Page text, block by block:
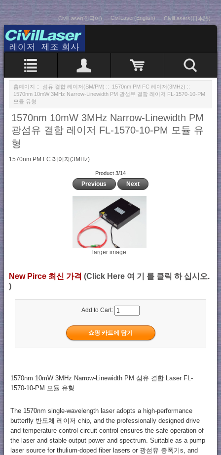
CivilLaser(한국어) CivilLaser(English) CivilLasers(日本語)
홈페이지 :: 섬유 결합 레이저(SM/PM) :: 1570nm PM FC 레이저(3MHz) ::
1570nm 10mW 3MHz Narrow-Linewidth PM 광섬유 결합 레이저 FL-1570-10-PM
모듈 유형
1570nm 10mW 3MHz Narrow-Linewidth PM
광섬유 결합 레이저 FL-1570-10-PM 모듈 유
형
1570nm PM FC 레이저(3MHz)
Product 3/14
Previous Next
larger image
New Pirce 최신 가격 (Click Here 여 기 를 클릭 하 십시오.
)
Add to Cart:
1570nm 10mW 3MHz Narrow-Linewidth PM 섬유 결합 Laser FL-
1570-10-PM 모듈 유형
The 1570nm single-wavelength laser adopts a high-performance
butterfly 반도체 레이저 chip, and the professionally designed drive
and temperature control circuit control ensures the safe operation of
the laser and stable output power and spectrum. Suitable as a pump
laser source for thulium-doped fiber lasers or 광섬유 증폭기s, and